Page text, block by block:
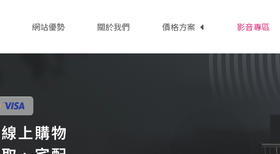
網站優勢 關於我們 價格方案 影音專區